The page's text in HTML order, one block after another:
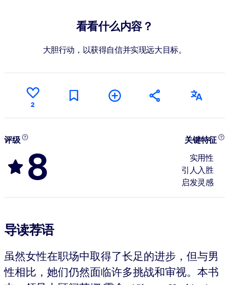
看看什么内容？
大胆行动，以获得自信并实现远大目标。
2
评级
8
关键特征
实用性
引人入胜
启发灵感
导读荐语
虽然女性在职场中取得了长足的进步，但与男
性相比，她们仍然面临许多挑战和审视。本书